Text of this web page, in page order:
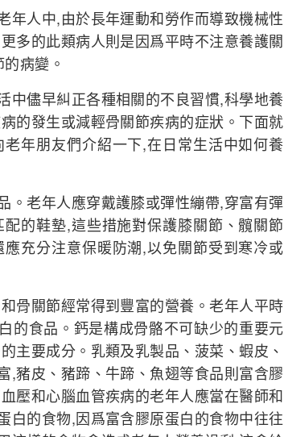
人中,由於長年運動和勞作而導致機械性
多的此類病人則是因爲平時不注意養護關
病變。
儘早糾正各種相關的不良習慣,科學地養
的發生或減輕骨關節疾病的症狀。下面就
年朋友們介紹一下,在日常生活中如何養
老年人應穿戴護膝或彈性繃帶,穿富有彈
的鞋墊,這些措施對保護膝關節、髖關節
充分注意保暖防潮,以免關節受到寒冷或
關節經常得到豐富的營養。老年人平時
的食品。鈣是構成骨骼不可缺少的重要元
主要成分。乳類及乳製品、菠菜、蝦皮、
,豬皮、豬蹄、牛蹄、魚翅等食品則富含膠
壓和心腦血管疾病的老年人應當在醫師和
白的食物,因爲富含膠原蛋白的食物中往往